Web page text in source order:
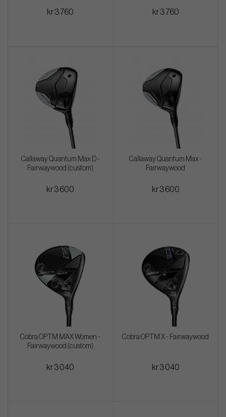
kr 3 760 kr 3 760
Callaway Quantum Max D -
Fairwaywood (custom)
kr 3 600
Callaway Quantum Max -
Fairwaywood
kr 3 600
Cobra OPTM MAX Women -
Fairwaywood (custom)
kr 3 040
Cobra OPTM X - Fairwaywood
kr 3 040